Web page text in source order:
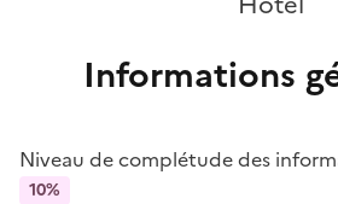
Informations
Niveau de complétude des
10%